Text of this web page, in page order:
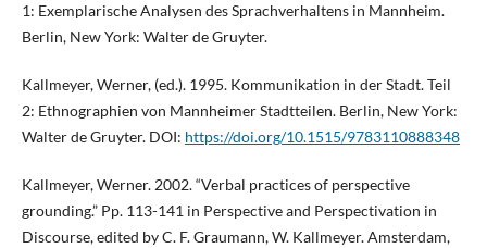
1: Exemplarische Analysen des Sprachverhaltens in Mannheim.
Berlin, New York: Walter de Gruyter.
Kallmeyer, Werner, (ed.). 1995. Kommunikation in der Stadt. Teil
2: Ethnographien von Mannheimer Stadtteilen. Berlin, New York:
Walter de Gruyter. DOI: https://doi.org/10.1515/9783110888348
Kallmeyer, Werner. 2002. “Verbal practices of perspective
grounding.” Pp. 113-141 in Perspective and Perspectivation in
Discourse, edited by C. F. Graumann, W. Kallmeyer. Amsterdam,